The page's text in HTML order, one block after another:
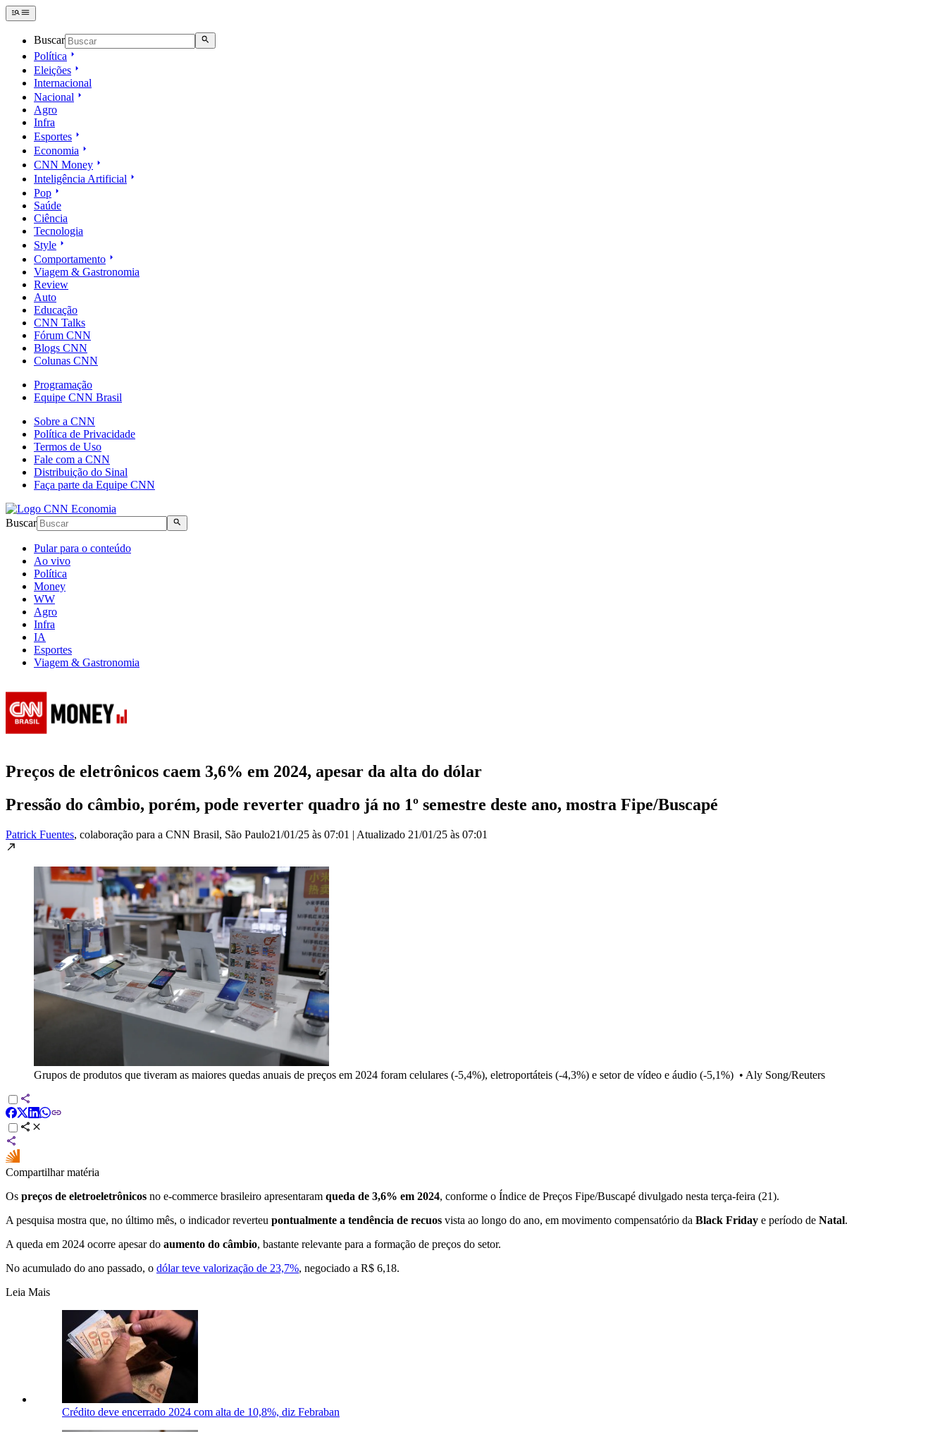
Buscar
Política
Eleições
Internacional
Nacional
Agro
Infra
Esportes
Economia
CNN Money
Inteligência Artificial
Pop
Saúde
Ciência
Tecnologia
Style
Comportamento
Viagem & Gastronomia
Review
Auto
Educação
CNN Talks
Fórum CNN
Blogs CNN
Colunas CNN
Programação
Equipe CNN Brasil
Sobre a CNN
Política de Privacidade
Termos de Uso
Fale com a CNN
Distribuição do Sinal
Faça parte da Equipe CNN
Buscar
Pular para o conteúdo
Ao vivo
Política
Money
WW
Agro
Infra
IA
Esportes
Viagem & Gastronomia
Preços de eletrônicos caem 3,6% em 2024, apesar da alta do dólar
Pressão do câmbio, porém, pode reverter quadro já no 1º semestre deste ano, mostra Fipe/Buscapé
Patrick Fuentes, colaboração para a CNN Brasil, São Paulo21/01/25 às 07:01 | Atualizado 21/01/25 às 07:01
Grupos de produtos que tiveram as maiores quedas anuais de preços em 2024 foram celulares (-5,4%), eletroportáteis (-4,3%) e setor de vídeo e áudio (-5,1%) • Aly Song/Reuters
Compartilhar matéria
Os preços de eletroeletrônicos no e-commerce brasileiro apresentaram queda de 3,6% em 2024, conforme o Índice de Preços Fipe/Buscapé divulgado nesta terça-feira (21).
A pesquisa mostra que, no último mês, o indicador reverteu pontualmente a tendência de recuos vista ao longo do ano, em movimento compensatório da Black Friday e período de Natal.
A queda em 2024 ocorre apesar do aumento do câmbio, bastante relevante para a formação de preços do setor.
No acumulado do ano passado, o dólar teve valorização de 23,7%, negociado a R$ 6,18.
Leia Mais
Crédito deve encerrado 2024 com alta de 10,8%, diz Febraban